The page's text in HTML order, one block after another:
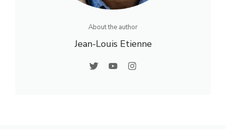
About the author
Jean-Louis Etienne